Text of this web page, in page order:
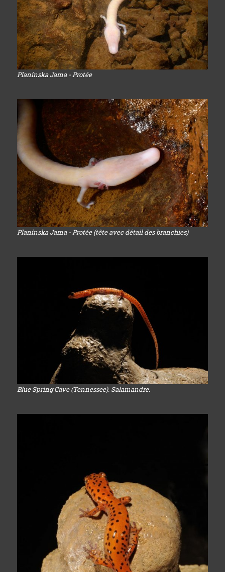
Planinska Jama - Protée
Planinska Jama - Protée (tête avec détail des branchies)
Blue Spring Cave (Tennessee). Salamandre.